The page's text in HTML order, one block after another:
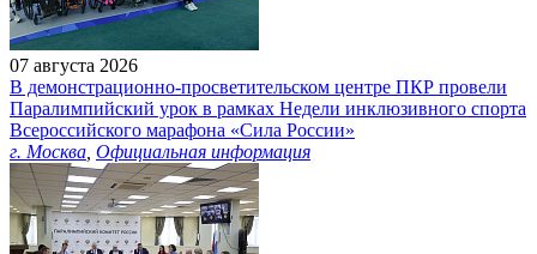
07 августа 2026
В демонстрационно-просветительском центре ПКР провели
Паралимпийский урок в рамках Недели инклюзивного спорта
Всероссийского марафона «Сила России»
г. Москва Официальная информация